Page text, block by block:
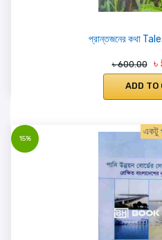
প্রান্তজনের কথা
৳ 600.00
ADD TO
15%
একটু